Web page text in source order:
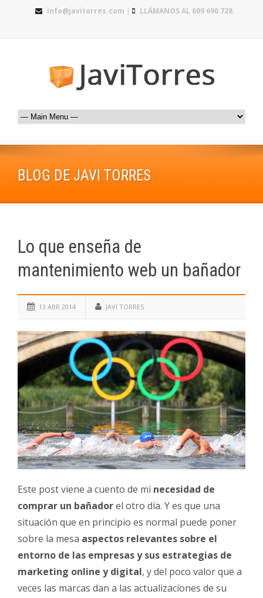
info@javitorres.com | LLÁMANOS AL 609 690 728.
BLOG DE JAVI TORRES
Lo que enseña de
mantenimiento web un bañador
13 ABR 2014 JAVI TORRES
Este post viene a cuento de mi necesidad de
comprar un bañadorel otro día. Y es que una
situación que en principio es normal puede poner
sobre la mesa aspectos relevantes sobre el
entorno de las empresas y sus estrategias de
marketing online y digital, y del poco valor que a
veces las marcas dan a las actualizaciones de su